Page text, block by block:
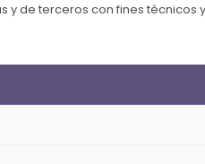
y de terceros con fines